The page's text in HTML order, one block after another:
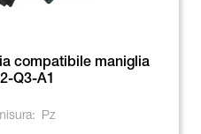
compatibile maniglia
Q3-A1
Pz